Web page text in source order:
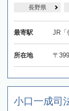
長野県
最寄駅 JR「
所在地 〒
小口一成司